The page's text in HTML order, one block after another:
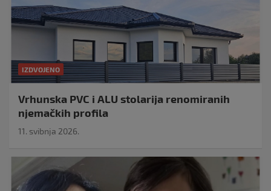
IZDVOJENO
Vrhunska PVC i ALU stolarija renomiranih
njemačkih profila
11. svibnja 2026.